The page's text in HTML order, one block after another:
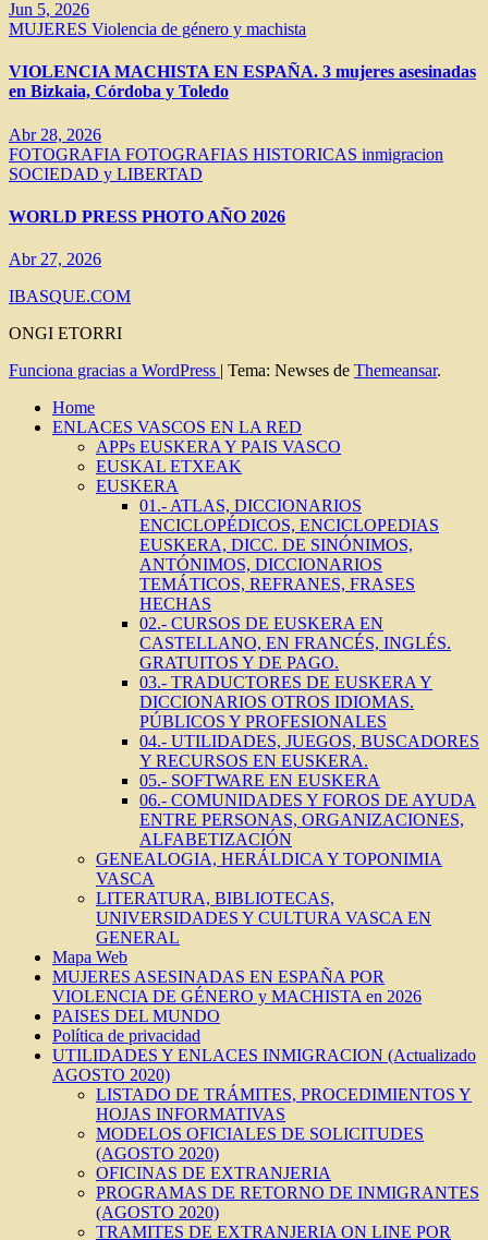
Jun 5, 2026
MUJERES Violencia de género y machista
VIOLENCIA MACHISTA EN ESPAÑA. 3 mujeres asesinadas
en Bizkaia, Córdoba y Toledo
Abr 28, 2026
FOTOGRAFIA FOTOGRAFIAS HISTORICAS inmigracion
SOCIEDAD y LIBERTAD
WORLD PRESS PHOTO AÑO 2026
Abr 27, 2026
IBASQUE.COM
ONGI ETORRI
Funciona gracias a WordPress | Tema: Newses de Themeansar.
Home
ENLACES VASCOS EN LA RED
APPs EUSKERA Y PAIS VASCO
EUSKAL ETXEAK
EUSKERA
01.- ATLAS, DICCIONARIOS
ENCICLOPÉDICOS, ENCICLOPEDIAS
EUSKERA, DICC. DE SINÓNIMOS,
ANTÓNIMOS, DICCIONARIOS
TEMÁTICOS, REFRANES, FRASES
HECHAS
02.- CURSOS DE EUSKERA EN
CASTELLANO, EN FRANCÉS, INGLÉS.
GRATUITOS Y DE PAGO.
03.- TRADUCTORES DE EUSKERA Y
DICCIONARIOS OTROS IDIOMAS.
PÚBLICOS Y PROFESIONALES
04.- UTILIDADES, JUEGOS, BUSCADORES
Y RECURSOS EN EUSKERA.
05.- SOFTWARE EN EUSKERA
06.- COMUNIDADES Y FOROS DE AYUDA
ENTRE PERSONAS, ORGANIZACIONES,
ALFABETIZACIÓN
GENEALOGIA, HERÁLDICA Y TOPONIMIA
VASCA
LITERATURA, BIBLIOTECAS,
UNIVERSIDADES Y CULTURA VASCA EN
GENERAL
Mapa Web
MUJERES ASESINADAS EN ESPAÑA POR
VIOLENCIA DE GÉNERO y MACHISTA en 2026
PAISES DEL MUNDO
Política de privacidad
UTILIDADES Y ENLACES INMIGRACION (Actualizado
AGOSTO 2020)
LISTADO DE TRÁMITES, PROCEDIMIENTOS Y
HOJAS INFORMATIVAS
MODELOS OFICIALES DE SOLICITUDES
(AGOSTO 2020)
OFICINAS DE EXTRANJERIA
PROGRAMAS DE RETORNO DE INMIGRANTES
(AGOSTO 2020)
TRAMITES DE EXTRANJERIA ON LINE POR